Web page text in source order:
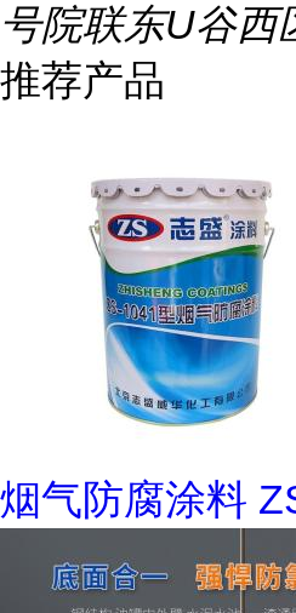
号院联东U谷西
推荐产品
烟气防腐涂料